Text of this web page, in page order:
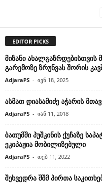
EDITOR PICKS
მიზანი
გარემოზე ზრუნვას შორის
AdjaraPS - ივნ 18, 2025
ასმათ დიასამიძე აჭარის
AdjaraPS - იან 11, 2018
ბათუმში პუშკინის ქუჩაზე
ეკიპაჟია მობილიზებული
AdjaraPS - თებ 11, 2022
შეხვედრა შშმ პირთა